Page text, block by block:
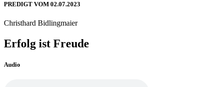
PREDIGT VOM 02.07.2023
Christhard Bidlingmaier
Erfolg ist Freude
Audio